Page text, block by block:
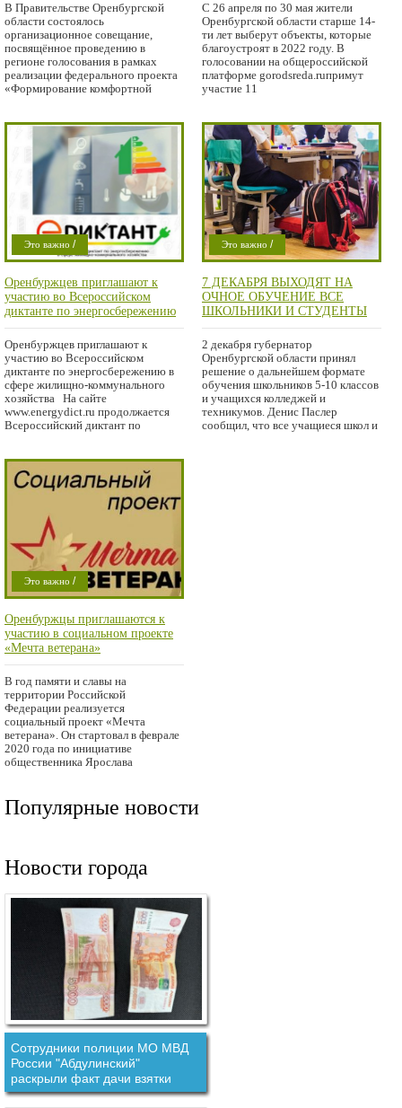
В Правительстве Оренбургской
области состоялось
организационное совещание,
посвящённое проведению в
регионе голосования в рамках
реализации федерального проекта
«Формирование комфортной
С 26 апреля по 30 мая жители
Оренбургской области старше 14-
ти лет выберут объекты, которые
благоустроят в 2022 году. В
голосовании на общероссийской
платформе gorodsreda.ruпримут
участие 11
Это важно /
Проишествие
Оренбуржцев приглашают к
участию во Всероссийском
диктанте по энергосбережению
в сфере жилищно-
коммунального хозяйства
Оренбуржцев приглашают к
участию во Всероссийском
диктанте по энергосбережению в
сфере жилищно-коммунального
хозяйства На сайте
www.energydict.ru продолжается
Всероссийский диктант по
Это важно /
Проишествие
7 ДЕКАБРЯ ВЫХОДЯТ НА
ОЧНОЕ ОБУЧЕНИЕ ВСЕ
ШКОЛЬНИКИ И СТУДЕНТЫ
ССУЗОВ ОРЕНБУРЖЬЯ
2 декабря губернатор
Оренбургской области принял
решение о дальнейшем формате
обучения школьников 5-10 классов
и учащихся колледжей и
техникумов. Денис Паслер
сообщил, что все учащиеся школ и
Это важно /
Проишествие
Оренбуржцы приглашаются к
участию в социальном проекте
«Мечта ветерана»
В год памяти и славы на
территории Российской
Федерации реализуется
социальный проект «Мечта
ветерана». Он стартовал в феврале
2020 года по инициативе
общественника Ярослава
Популярные новости
Новости города
Сотрудники полиции МО МВД
России "Абдулинский"
раскрыли факт дачи взятки
должностному лицу.